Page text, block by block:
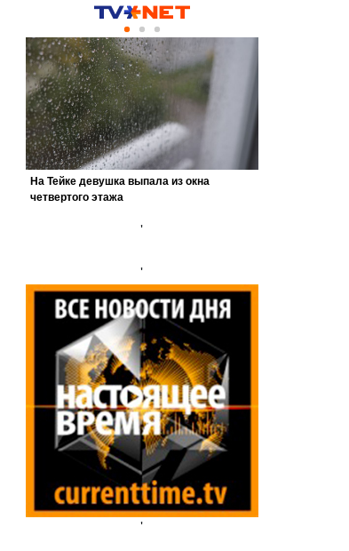
'
'
'